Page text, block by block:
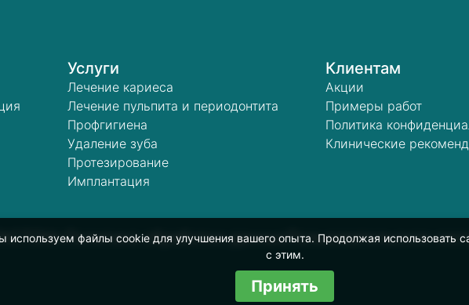
Услуги
Лечение кариеса
Лечение пульпита и периодонтита
Профгигиена
Удаление зуба
Протезирование
Имплантация
Клиентам
Акции
Примеры работ
Политика
Клинические
Политика обработки данныхПользовательское
используем файлы cookie для улучшения вашего опыта. Продолжая использовать
с этим.
Принять